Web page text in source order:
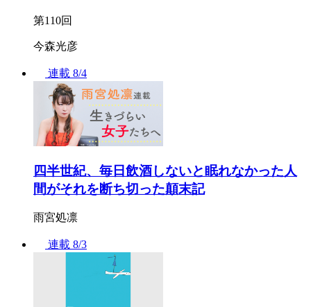
第110回
今森光彦
連載 8/4
四半世紀、毎日飲酒しないと眠れなかった人
間がそれを断ち切った顛末記
雨宮処凛
連載 8/3